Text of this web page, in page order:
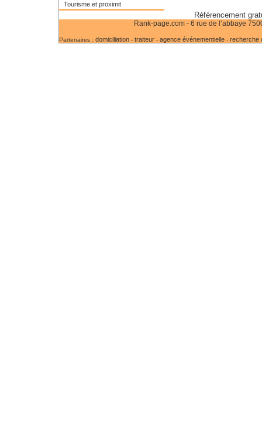
Tourisme et proximit
Référencement
Rank-page.com - 6 rue de l’abbaye
Partenaires : domiciliation - traiteur - agence événementielle - recherche